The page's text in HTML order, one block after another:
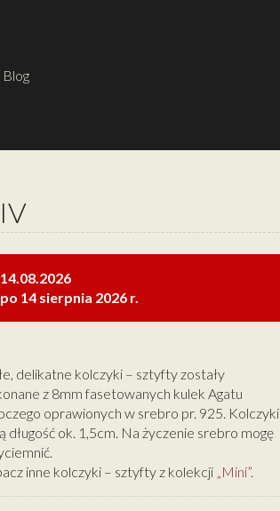
14 sierpnia 2026 r.
delikatne kolczyki – sztyfty zostały
z 8mm fasetowanych kulek Agatu
oprawionych w srebro pr. 925. Kolczyki
długość ok. 1,5cm. Na życzenie srebro mogę
inne kolczyki – sztyfty z kolekcji „Mini”.